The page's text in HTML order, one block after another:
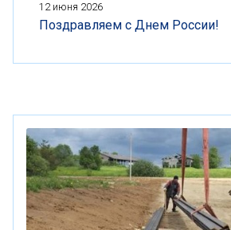
12 июня 2026
Поздравляем с Днем России!